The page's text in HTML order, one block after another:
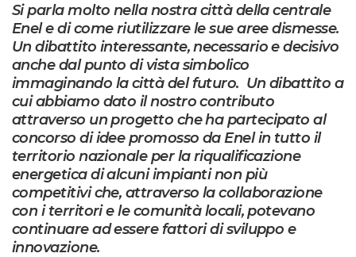
Si parla molto nella nostra città della centrale
Enel e di come riutilizzare le sue aree dismesse.
Un dibattito interessante, necessario e decisivo
anche dal punto di vista simbolico
immaginando la città del futuro. Un dibattito a
cui abbiamo dato il nostro contributo
attraverso un progetto che ha partecipato al
concorso di idee promosso da Enel in tutto il
territorio nazionale per la riqualificazione
energetica di alcuni impianti non più
competitivi che, attraverso la collaborazione
con i territori e le comunità locali, potevano
continuare ad essere fattori di sviluppo e
innovazione.